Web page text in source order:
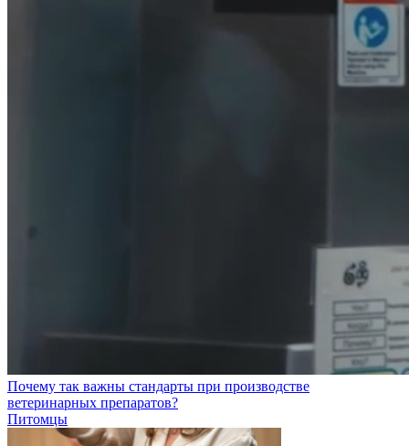
Почему так важны стандарты при производстве
ветеринарных препаратов?
Питомцы